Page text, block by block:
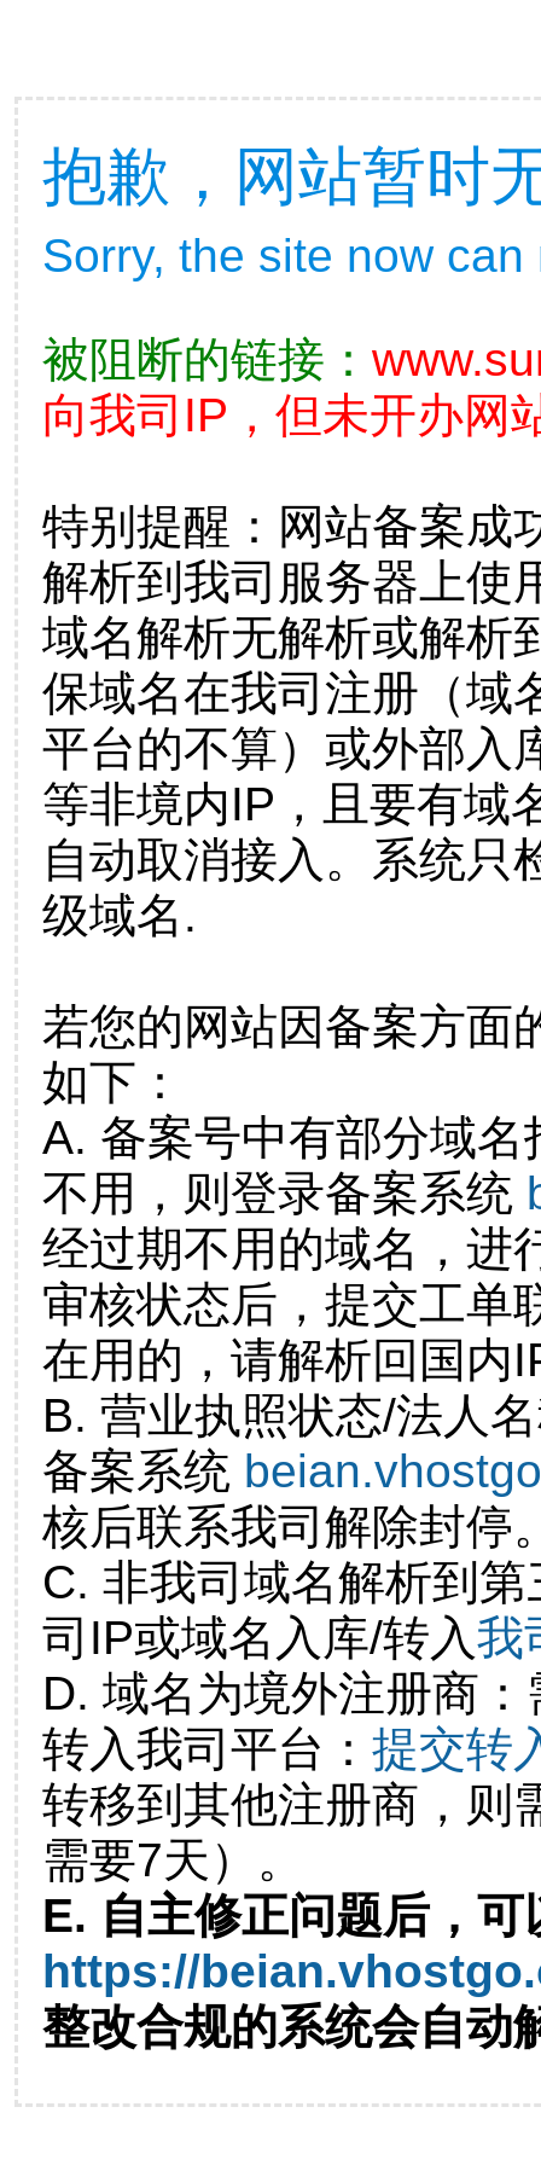
抱歉，网站暂时
Sorry, the site now
被阻断的链接：
向我司IP，但未开办网
特别提醒：网站备案成
解析到我司服务器上使
域名解析无解析或解析
保域名在我司注册（域
平台的不算）或外部入
等非境内IP，且要有域
自动取消接入。系统只
级域名.
若您的网站因备案方面
如下：
A. 备案号中有部分域
不用，则登录备案系统
经过期不用的域名，进
审核状态后，提交工单
在用的，请解析回国内
B. 营业执照状态/法人
备案系统
核后联系我司解除封停
C. 非我司域名解析到
司IP或域名入库/转入我
D. 域名为境外注册商
转入我司平台： 提交转
转移到其他注册商，则
需要7天）。
E. 自主修正问题后，可
https://
整改合规的系统会自动